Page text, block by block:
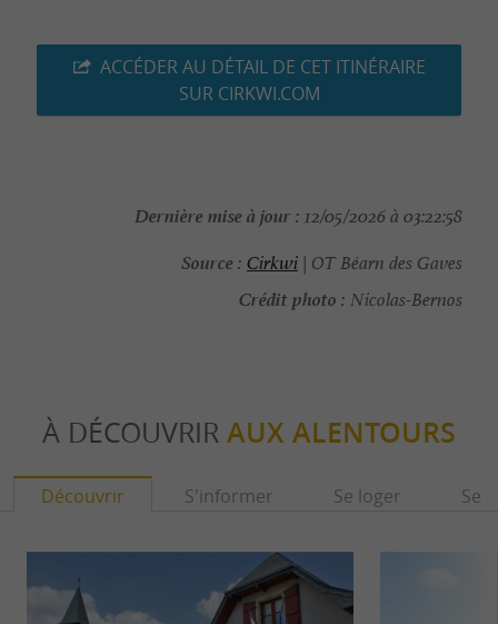
ACCÉDER AU DÉTAIL DE CET ITINÉRAIRE
SUR CIRKWI.COM
Dernière mise à jour : 12/05/2026 à 03:22:58
Source : Cirkwi | OT Béarn des Gaves
Crédit photo : Nicolas-Bernos
À DÉCOUVRIR AUX ALENTOURS
Découvrir S'informer Se loger Se